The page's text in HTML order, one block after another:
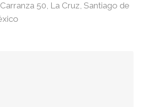
50, La Cruz, Santiago de